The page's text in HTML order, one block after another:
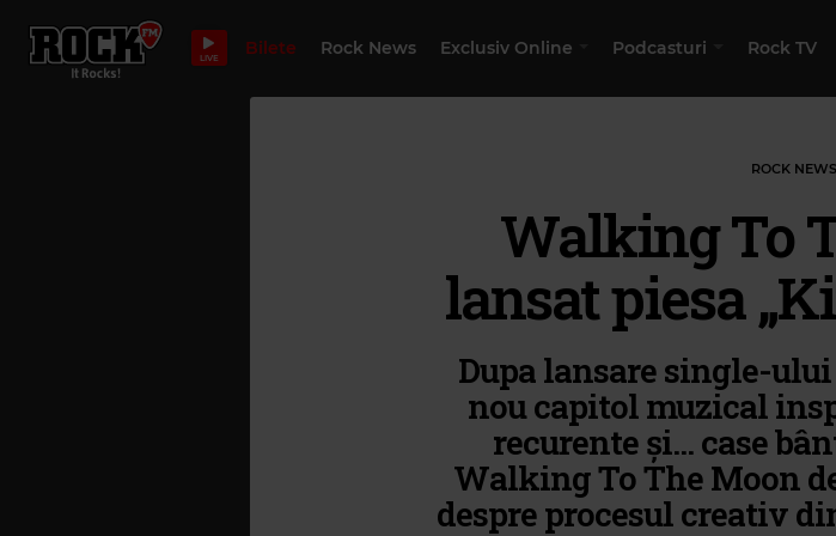
LIVE Bilete Rock News Exclusiv Online Podcasturi Rock TV
ROCK NEWS
Walking To
lansat piesa
Dupa lansare single-
nou capitol muzical
recurente și... case
Walking To The Moon
despre procesul creativ